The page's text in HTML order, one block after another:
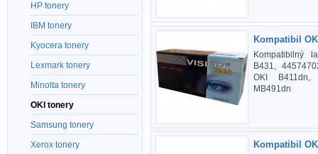
HP tonery
IBM tonery
Kyocera tonery
Lexmark tonery
Minolta tonery
OKI tonery
Samsung tonery
Xerox tonery
Kompatibil
Kompatibilný
B431,
OKI B411dn,
MB491dn
Kompatibil